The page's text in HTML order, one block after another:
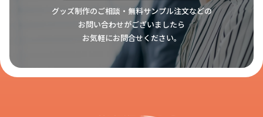
グッズ制作のご相談・無料サンプル注文などの
お問い合わせがございましたら
お気軽にお問合せください。